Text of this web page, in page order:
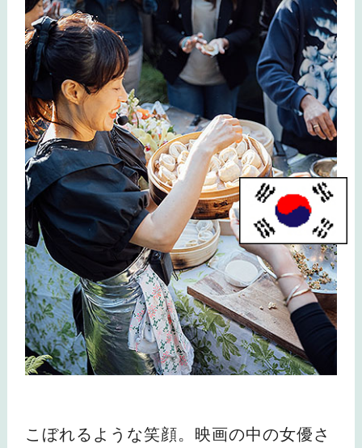
こぼれるような笑顔。映画の中の女優さ